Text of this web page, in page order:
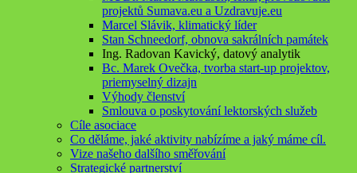
projektů Sumava.eu a Uzdravuje.eu
Marcel Slávik, klimatický líder
Stan Schneedorf, obnova sakrálních památek
Ing. Radovan Kavický, datový analytik
Bc. Marek Ovečka, tvorba start-up projektov,
priemyselný dizajn
Výhody členství
Smlouva o poskytování lektorských služeb
Cíle asociace
Co děláme, jaké aktivity nabízíme a jaký máme cíl.
Vize našeho dalšího směřování
Strategické partnerství